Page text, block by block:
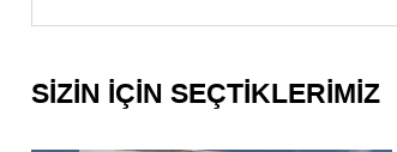
SİZİN İÇİN SEÇTİKLERİMİZ